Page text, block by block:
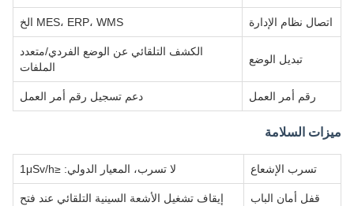
اتصال نظام الإدارة MES، ERP، WMS الخ
تبديل الوضع
الكشف التلقائي عن الوضع الفردي/متعدد
الملفات
رقم أمر العمل دعم تسجيل رقم أمر العمل
ميزات السلامة
تسرب الإشعاع لا تسرب، المعيار الدولي: ≤1μSv/h
قفل أمان الباب
إيقاف تشغيل الأشعة السينية التلقائي عند فتح